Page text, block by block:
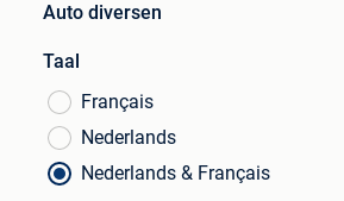
Auto diversen
Taal
Français
Nederlands
Nederlands & Français